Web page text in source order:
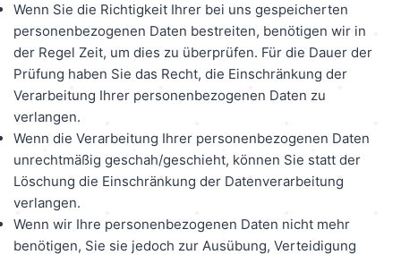
Wenn Sie die Richtigkeit Ihrer bei uns gespeicherten
personenbezogenen Daten bestreiten, benötigen wir in
der Regel Zeit, um dies zu überprüfen. Für die Dauer der
Prüfung haben Sie das Recht, die Einschränkung der
Verarbeitung Ihrer personenbezogenen Daten zu
verlangen.
Wenn die Verarbeitung Ihrer personenbezogenen Daten
unrechtmäßig geschah/geschieht, können Sie statt der
Löschung die Einschränkung der Datenverarbeitung
verlangen.
Wenn wir Ihre personenbezogenen Daten nicht mehr
benötigen, Sie sie jedoch zur Ausübung, Verteidigung